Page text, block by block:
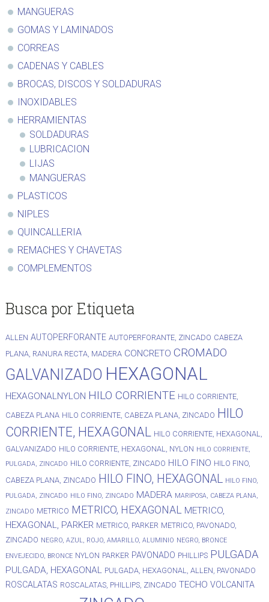
MANGUERAS
GOMAS Y LAMINADOS
CORREAS
CADENAS Y CABLES
BROCAS, DISCOS Y SOLDADURAS
INOXIDABLES
HERRAMIENTAS
SOLDADURAS
LUBRICACION
LIJAS
MANGUERAS
PLASTICOS
NIPLES
QUINCALLERIA
REMACHES Y CHAVETAS
COMPLEMENTOS
Busca por Etiqueta
ALLEN AUTOPERFORANTE AUTOPERFORANTE, ZINCADO CABEZA
PLANA, RANURA RECTA, MADERA CONCRETO CROMADO
GALVANIZADO HEXAGONAL
HEXAGONALNYLON HILO CORRIENTE HILO CORRIENTE,
CABEZA PLANA HILO CORRIENTE, CABEZA PLANA, ZINCADO HILO
CORRIENTE, HEXAGONAL
HILO CORRIENTE, HEXAGONAL,
GALVANIZADO HILO CORRIENTE, HEXAGONAL, NYLON HILO CORRIENTE,
PULGADA, ZINCADO HILO CORRIENTE, ZINCADO HILO FINO HILO FINO,
CABEZA PLANA, ZINCADO HILO FINO, HEXAGONAL HILO FINO,
PULGADA, ZINCADO HILO FINO, ZINCADO MADERA MARIPOSA, CABEZA PLANA,
ZINCADO METRICO METRICO, HEXAGONAL
METRICO,
HEXAGONAL, PARKER METRICO, PARKER METRICO, PAVONADO,
ZINCADO NEGRO, AZUL, ROJO, AMARILLO, ALUMINIO NEGRO, BRONCE
ENVEJECIDO, BRONCE NYLON PARKER PAVONADO PHILLIPS PULGADA
PULGADA, HEXAGONAL PULGADA, HEXAGONAL, ALLEN, PAVONADO
ROSCALATAS ROSCALATAS, PHILLIPS, ZINCADO TECHO VOLCANITA